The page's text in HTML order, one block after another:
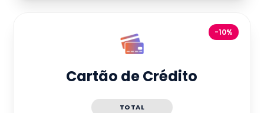
-10%
Cartão de Crédito
TOTAL